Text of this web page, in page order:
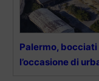
Palermo,
l’occasione di